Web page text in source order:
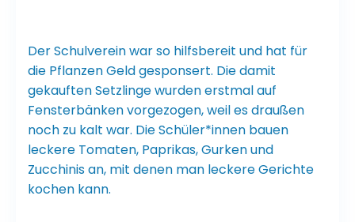
Der Schulverein war so hilfsbereit und hat für
die Pflanzen Geld gesponsert. Die damit
gekauften Setzlinge wurden erstmal auf
Fensterbänken vorgezogen, weil es draußen
noch zu kalt war. Die Schüler*innen bauen
leckere Tomaten, Paprikas, Gurken und
Zucchinis an, mit denen man leckere Gerichte
kochen kann.